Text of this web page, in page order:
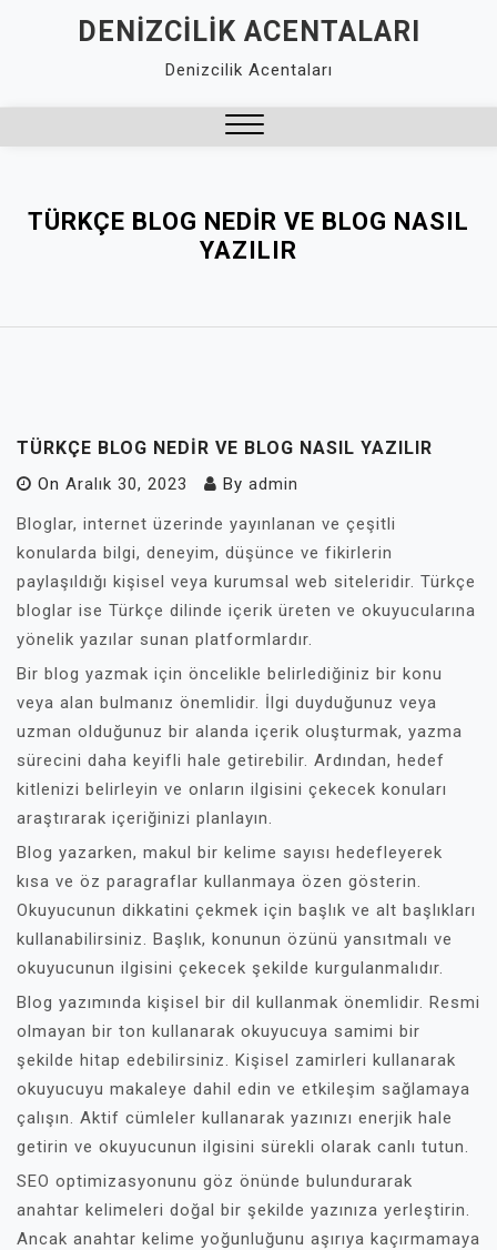
DENIZCILIK ACENTALARI
Denizcilik Acentaları
TÜRKÇE BLOG NEDIR VE BLOG NASIL
YAZILIR
TÜRKÇE BLOG NEDIR VE BLOG NASIL YAZILIR
On Aralık 30, 2023 By admin
Bloglar, internet üzerinde yayınlanan ve çeşitli
konularda bilgi, deneyim, düşünce ve fikirlerin
paylaşıldığı kişisel veya kurumsal web siteleridir. Türkçe
bloglar ise Türkçe dilinde içerik üreten ve okuyucularına
yönelik yazılar sunan platformlardır.
Bir blog yazmak için öncelikle belirlediğiniz bir konu
veya alan bulmanız önemlidir. İlgi duyduğunuz veya
uzman olduğunuz bir alanda içerik oluşturmak, yazma
sürecini daha keyifli hale getirebilir. Ardından, hedef
kitlenizi belirleyin ve onların ilgisini çekecek konuları
araştırarak içeriğinizi planlayın.
Blog yazarken, makul bir kelime sayısı hedefleyerek
kısa ve öz paragraflar kullanmaya özen gösterin.
Okuyucunun dikkatini çekmek için başlık ve alt başlıkları
kullanabilirsiniz. Başlık, konunun özünü yansıtmalı ve
okuyucunun ilgisini çekecek şekilde kurgulanmalıdır.
Blog yazımında kişisel bir dil kullanmak önemlidir. Resmi
olmayan bir ton kullanarak okuyucuya samimi bir
şekilde hitap edebilirsiniz. Kişisel zamirleri kullanarak
okuyucuyu makaleye dahil edin ve etkileşim sağlamaya
çalışın. Aktif cümleler kullanarak yazınızı enerjik hale
getirin ve okuyucunun ilgisini sürekli olarak canlı tutun.
SEO optimizasyonunu göz önünde bulundurarak
anahtar kelimeleri doğal bir şekilde yazınıza yerleştirin.
Ancak anahtar kelime yoğunluğunu aşırıya kaçırmamaya